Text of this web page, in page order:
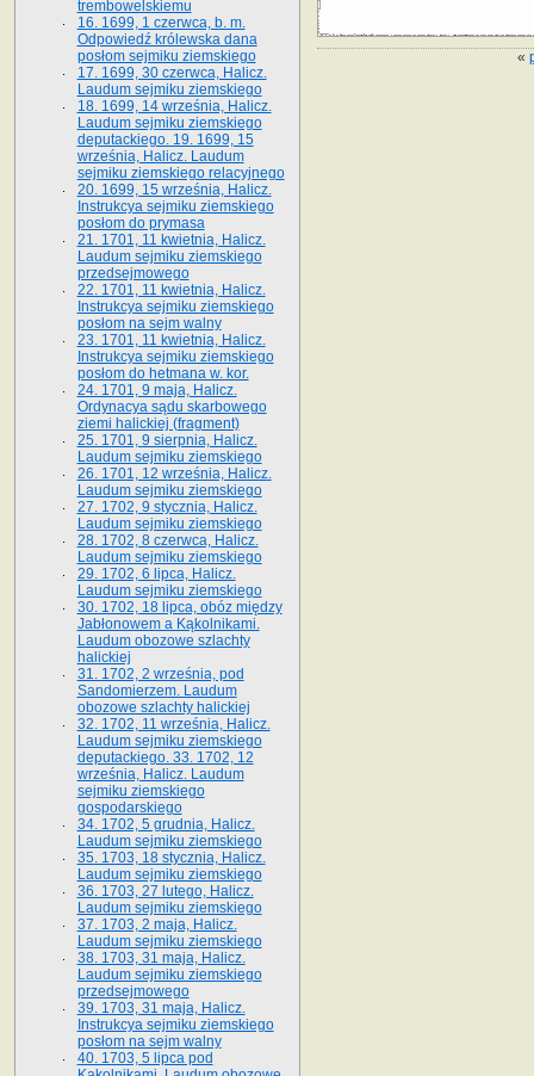
«
trembowelskiemu
16. 1699, 1 czerwca, b. m.
Odpowiedź królewska dana
posłom sejmiku ziemskiego
17. 1699, 30 czerwca, Halicz.
Laudum sejmiku ziemskiego
18. 1699, 14 września, Halicz.
Laudum sejmiku ziemskiego
deputackiego. 19. 1699, 15
września, Halicz. Laudum
sejmiku ziemskiego relacyjnego
20. 1699, 15 września, Halicz.
Instrukcya sejmiku ziemskiego
posłom do prymasa
21. 1701, 11 kwietnia, Halicz.
Laudum sejmiku ziemskiego
przedsejmowego
22. 1701, 11 kwietnia, Halicz.
Instrukcya sejmiku ziemskiego
posłom na sejm walny
23. 1701, 11 kwietnia, Halicz.
Instrukcya sejmiku ziemskiego
posłom do hetmana w. kor.
24. 1701, 9 maja, Halicz.
Ordynacya sądu skarbowego
ziemi halickiej (fragment)
25. 1701, 9 sierpnia, Halicz.
Laudum sejmiku ziemskiego
26. 1701, 12 września, Halicz.
Laudum sejmiku ziemskiego
27. 1702, 9 stycznia, Halicz.
Laudum sejmiku ziemskiego
28. 1702, 8 czerwca, Halicz.
Laudum sejmiku ziemskiego
29. 1702, 6 lipca, Halicz.
Laudum sejmiku ziemskiego
30. 1702, 18 lipca, obóz między
Jabłonowem a Kąkolnikami.
Laudum obozowe szlachty
halickiej
31. 1702, 2 września, pod
Sandomierzem. Laudum
obozowe szlachty halickiej
32. 1702, 11 września, Halicz.
Laudum sejmiku ziemskiego
deputackiego. 33. 1702, 12
września, Halicz. Laudum
sejmiku ziemskiego
gospodarskiego
34. 1702, 5 grudnia, Halicz.
Laudum sejmiku ziemskiego
35. 1703, 18 stycznia, Halicz.
Laudum sejmiku ziemskiego
36. 1703, 27 lutego, Halicz.
Laudum sejmiku ziemskiego
37. 1703, 2 maja, Halicz.
Laudum sejmiku ziemskiego
38. 1703, 31 maja, Halicz.
Laudum sejmiku ziemskiego
przedsejmowego
39. 1703, 31 maja, Halicz.
Instrukcya sejmiku ziemskiego
posłom na sejm walny
40. 1703, 5 lipca pod